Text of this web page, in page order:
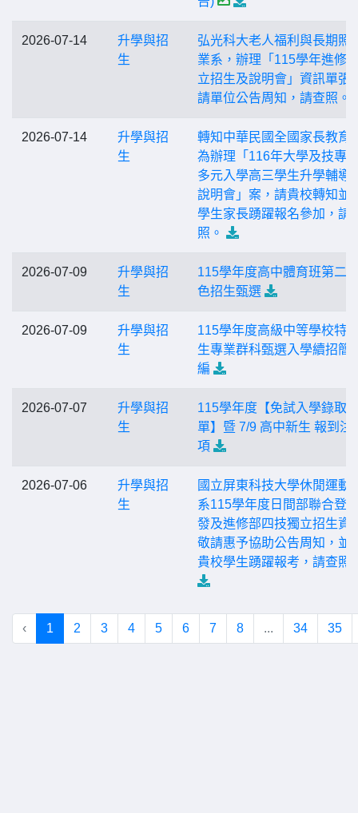
2026-07-14
升學與招
生
弘光科大老人福利與長期照
業系，辦理「115學年進修
立招生及說明會」資訊單張
請單位公告周知，請查照。
2026-07-14
升學與招
生
轉知中華民國全國家長教育
為辦理「116年大學及技專
多元入學高三學生升學輔導
說明會」案，請貴校轉知並
學生家長踴躍報名參加，請
照。
2026-07-09
升學與招
生
115學年度高中體育班第二
色招生甄選
2026-07-09
升學與招
生
115學年度高級中等學校特
生專業群科甄選入學續招簡
編
2026-07-07
升學與招
生
115學年度【免試入學錄取
單】暨 7/9 高中新生 報到注
項
2026-07-06
升學與招
生
國立屏東科技大學休閒運動
系115學年度日間部聯合登
發及進修部四技獨立招生資
敬請惠予協助公告周知，並
貴校學生踴躍報考，請查照
‹ 1 2 3 4 5 6 7 8 ... 34 35